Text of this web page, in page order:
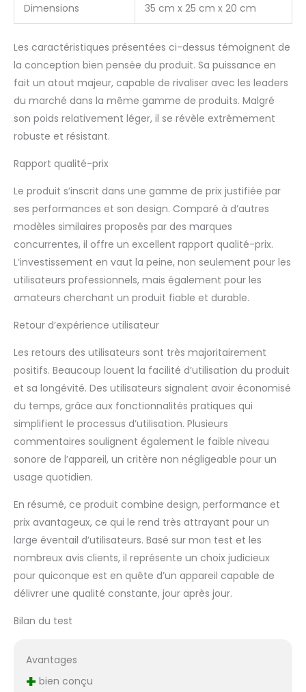
Dimensions 35 cm x 25 cm x 20 cm
Les caractéristiques présentées ci-dessus témoignent de
la conception bien pensée du produit. Sa puissance en
fait un atout majeur, capable de rivaliser avec les leaders
du marché dans la même gamme de produits. Malgré
son poids relativement léger, il se révèle extrêmement
robuste et résistant.
Rapport qualité-prix
Le produit s’inscrit dans une gamme de prix justifiée par
ses performances et son design. Comparé à d’autres
modèles similaires proposés par des marques
concurrentes, il offre un excellent rapport qualité-prix.
L’investissement en vaut la peine, non seulement pour les
utilisateurs professionnels, mais également pour les
amateurs cherchant un produit fiable et durable.
Retour d’expérience utilisateur
Les retours des utilisateurs sont très majoritairement
positifs. Beaucoup louent la facilité d’utilisation du produit
et sa longévité. Des utilisateurs signalent avoir économisé
du temps, grâce aux fonctionnalités pratiques qui
simplifient le processus d’utilisation. Plusieurs
commentaires soulignent également le faible niveau
sonore de l’appareil, un critère non négligeable pour un
usage quotidien.
En résumé, ce produit combine design, performance et
prix avantageux, ce qui le rend très attrayant pour un
large éventail d’utilisateurs. Basé sur mon test et les
nombreux avis clients, il représente un choix judicieux
pour quiconque est en quête d’un appareil capable de
délivrer une qualité constante, jour après jour.
Bilan du test
Avantages
+ bien conçu